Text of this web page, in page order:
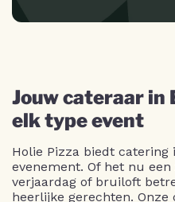
Jouw cateraar in
elk type event
Holie Pizza biedt catering
evenement. Of het nu
verjaardag of bruiloft
heerlijke gerechten. Onze